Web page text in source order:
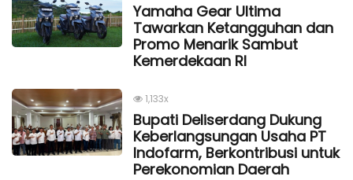
Yamaha Gear Ultima
Tawarkan Ketangguhan dan
Promo Menarik Sambut
Kemerdekaan Rl
1,133x
Bupati Deliserdang Dukung
Keberlangsungan Usaha PT
Indofarm, Berkontribusi untuk
Perekonomian Daerah